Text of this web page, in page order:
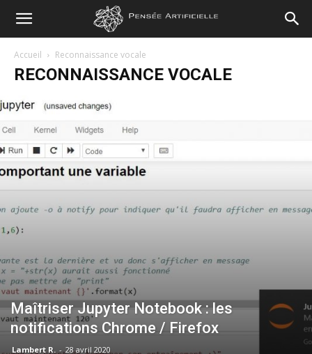
Pensée
Artificielle
Accueil Reconnaissance vocale
RECONNAISSANCE VOCALE
Maîtriser Jupyter Notebook : les
notifications Chrome / Firefox
Lambert R. - 28 avril 2020